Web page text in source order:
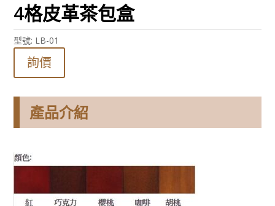
4格皮革茶包盒
型號: LB-01
詢價
產品介紹